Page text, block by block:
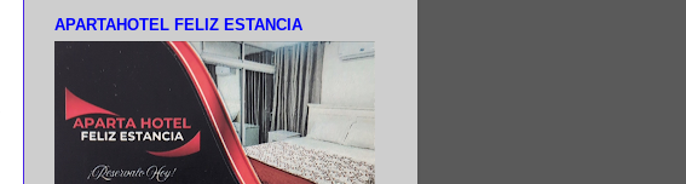
APARTAHOTEL FELIZ ESTANCIA